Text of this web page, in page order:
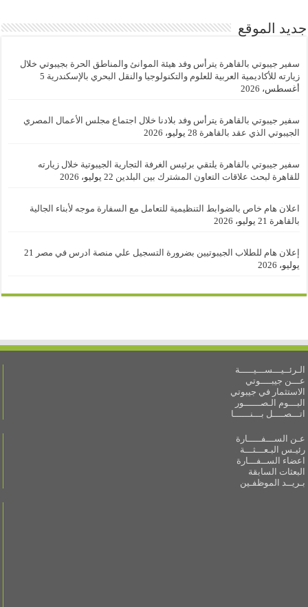
جديد الموقع
سفير جيبوتي بالقاهرة يترأس وفد هيئة الموانئ والمناطق الحرة بجيبوتي خلال
زيارته للأكاديمية العربية للعلوم والتكنولوجيا والنقل البحري بالإسكندرية 5
أغسطس، 2026
سفير جيبوتي بالقاهرة يترأس وفد بلادنا خلال اجتماع مجلس الأعمال المصري
الجيبوتي الذي عقد بالقاهرة 28 يوليو، 2026
سفير جيبوتي بالقاهرة يلتقي برئيس الغرفة التجارية الجيبوتية خلال زيارته
للقاهرة لبحث علاقات التعاون المشترك بين البلدين 22 يوليو، 2026
اعلان هام خاص بالضوابط التنظيمية للتعامل مع السفارة موجه لأبناء الجالية
بالقاهرة 21 يوليو، 2026
إعلان هام للطلاب الجيبوتيين بضرورة التسجيل علي منصة ادرس في مصر 21
يوليو، 2026
الـرئــيـــســـيـــــة
عـــن جيبــــوتي
الاستثمار في جيبوتي
البـــوم الـصــــــور
اتـــصــــل بـــنــــــا
عـن الســـفـــــارة
رئيـس البـعـــثـــة
اعضاء الســفـــارة
البعثات السابقة
بـريــد الموظفـين